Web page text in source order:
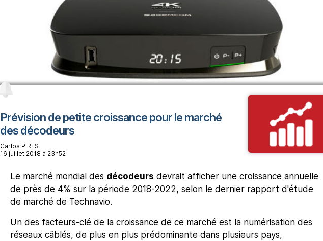
Prévision de petite croissance pour le marché
des décodeurs
Carlos PIRES
16 juillet 2018 à 23h52
Le marché mondial des décodeurs devrait afficher une croissance annuelle
de près de 4% sur la période 2018-2022, selon le dernier rapport d'étude
de marché de Technavio.
Un des facteurs-clé de la croissance de ce marché est la numérisation des
réseaux câblés, de plus en plus prédominante dans plusieurs pays,